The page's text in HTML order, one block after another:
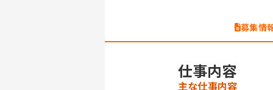
募集情
仕事内容
主な仕事内容